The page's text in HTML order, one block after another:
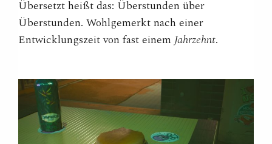
Übersetzt heißt das: Überstunden über
Überstunden. Wohlgemerkt nach einer
Entwicklungszeit von fast einem Jahrzehnt.